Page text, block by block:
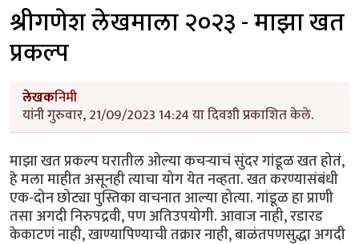
श्रीगणेश लेखमाला २०२३ - माझा खत
प्रकल्प
लेखकनिमी
यांनी गुरुवार, 21/09/2023 14:24 या दिवशी प्रकाशित केले.
माझा खत प्रकल्प घरातील ओल्या कचऱ्याचं सुंदर गांडूळ खत होतं,
हे मला माहीत असूनही त्याचा योग येत नव्हता. खत करण्यासंबंधी
एक-दोन छोट्या पुस्तिका वाचनात आल्या होत्या. गांडूळ हा प्राणी
तसा अगदी निरुपद्रवी, पण अतिउपयोगी. आवाज नाही, रडारड
केकाटणं नाही, खाण्यापिण्याची तक्रार नाही, बाळंतपणसुद्धा अगदी